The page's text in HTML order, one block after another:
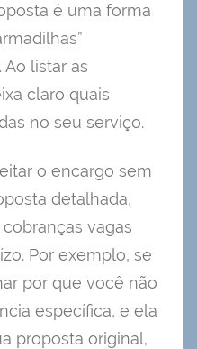
é uma forma
Ao listar as
claro quais
no seu serviço.
o encargo sem
detalhada,
vagas
Por exemplo, se
por que você não
específica, e ela
proposta original,